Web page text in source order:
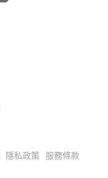
隱私政策 服務條款